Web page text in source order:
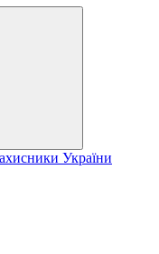
України